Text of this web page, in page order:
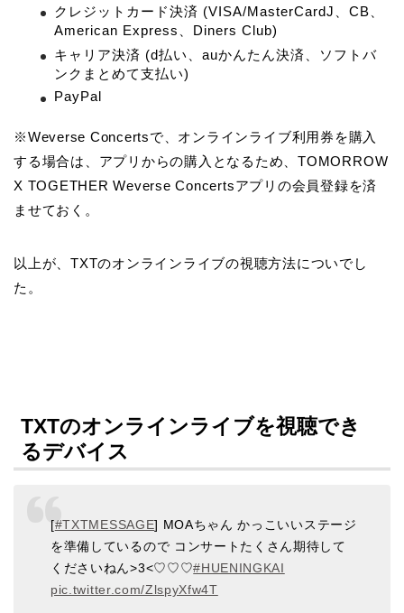
クレジットカード決済 (VISA/MasterCardJ、CB、
American Express、Diners Club)
キャリア決済 (d払い、auかんたん決済、ソフトバ
ンクまとめて支払い)
PayPal
※Weverse Concertsで、オンラインライブ利用券を購入
する場合は、アプリからの購入となるため、TOMORROW
X TOGETHER Weverse Concertsアプリの会員登録を済
ませておく。
以上が、TXTのオンラインライブの視聴方法についでし
た。
TXTのオンラインライブを視聴でき
るデバイス
[#TXTMESSAGE] MOAちゃん かっこいいステージ
を準備しているので コンサートたくさん期待して
くださいねん>3<♡♡♡#HUENINGKAI
pic.twitter.com/ZlspyXfw4T